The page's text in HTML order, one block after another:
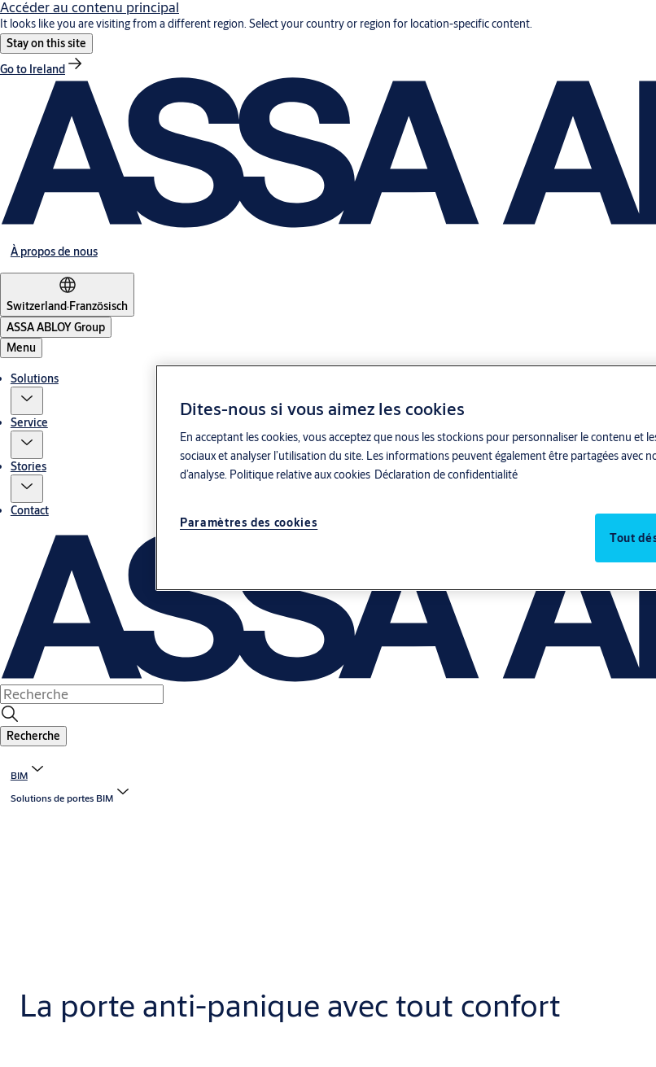
Accéder au contenu principal
It looks like you are visiting from a different region. Select your country or region for location-specific content.
Stay on this site
Go to Ireland
À propos de nous
Switzerland·Französisch
ASSA ABLOY Group
Menu
Solutions
Service
Stories
Contact
Recherche
BIM
Solutions de portes BIM
La porte anti-panique avec tout confort
Dites-nous si vous aimez les cookies
En acceptant les cookies, vous acceptez que nous les stockions pour personnaliser le contenu et
sociaux et analyser l’utilisation du site. Les informations peuvent également être partagées avec
d’analyse. Politique relative aux cookies Déclaration de confidentialité
Paramètres des cookies
Tout